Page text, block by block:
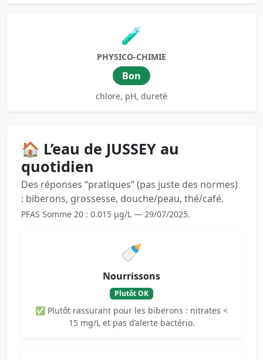
🧪
PHYSICO-CHIMIE
Bon
chlore, pH, dureté
🏠 L’eau de JUSSEY au
quotidien
Des réponses “pratiques” (pas juste des normes)
: biberons, grossesse, douche/peau, thé/café.
PFAS Somme 20 : 0.015 µg/L — 29/07/2025.
🍼
Nourrissons
Plutôt OK
✅ Plutôt rassurant pour les biberons : nitrates <
15 mg/L et pas d’alerte bactério.